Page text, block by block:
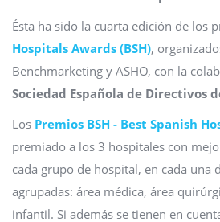
Ésta ha sido la cuarta edición de los
Hospitals Awards (BSH),
Benchmarketing y ASHO, con la
Sociedad Española de Directivos
Los Premios BSH - Best Spanish
premiado a los 3 hospitales con
cada grupo de hospital, en cada una
agrupadas: área médica, área
infantil. Si además se tienen en